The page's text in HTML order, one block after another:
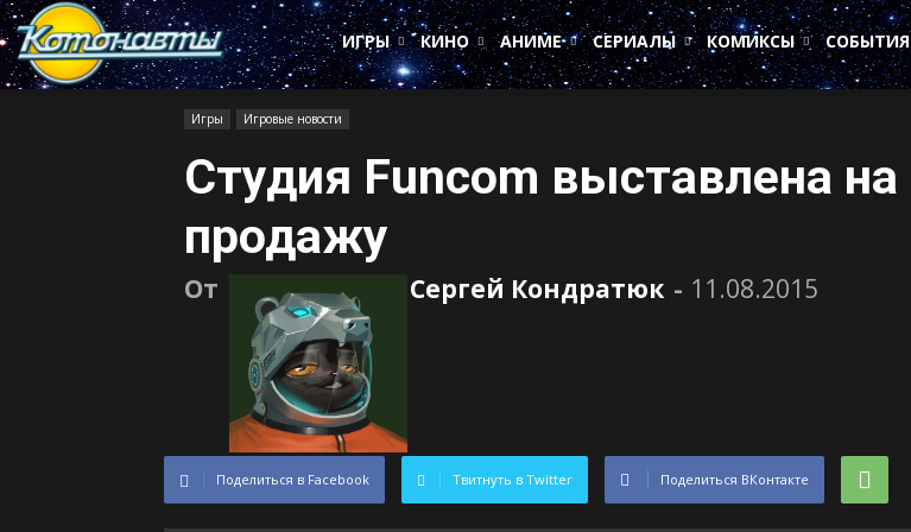
Котонавты
ИГРЫ
КИНО АНИМЕ СЕРИАЛЫ КОМИКСЫ СОБЫТИЯ
Игры Игровые новости
Студия Funcom выставлена на
продажу
От Сергей Кондратюк - 11.08.2015
Поделиться в Facebook Твитнуть в Twitter Поделиться ВКонтакте